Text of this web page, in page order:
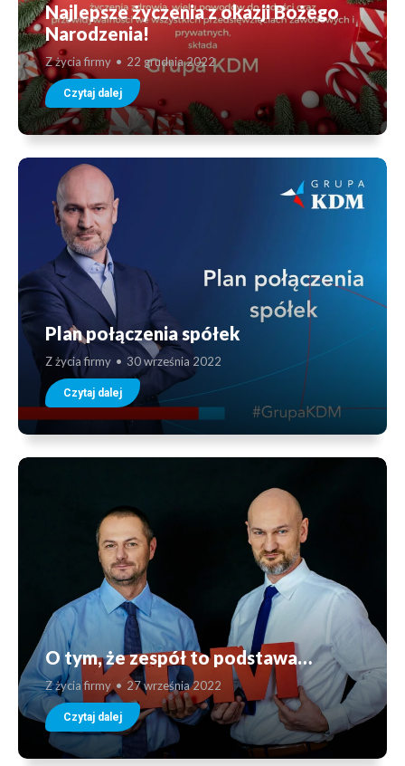
Najlepsze życzenia z okazji Bożego
Narodzenia!
Z życia firmy 22 grudnia 2022
Czytaj dalej
Plan połączenia spółek
Z życia firmy 30 września 2022
Czytaj dalej
O tym, że zespół to podstawa…
Z życia firmy 27 września 2022
Czytaj dalej